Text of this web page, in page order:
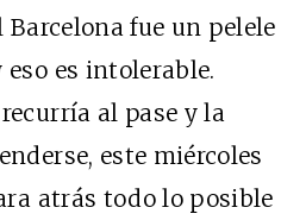
Barcelona fue un pelele
es intolerable.
al pase y la
este miércoles
atrás todo lo posible